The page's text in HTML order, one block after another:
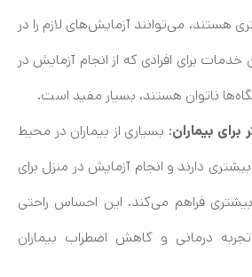
هستند، می‌توانند آزمایش‌های لازم را در
خدمات برای افرادی که از انجام آزمایش در
ناتوان هستند، بسیار مفید است.
بیماران: بسیاری از بیماران در محیط
دارند و انجام آزمایش در منزل برای
فراهم می‌کند. این احساس راحتی
درمانی و کاهش اضطراب بیماران